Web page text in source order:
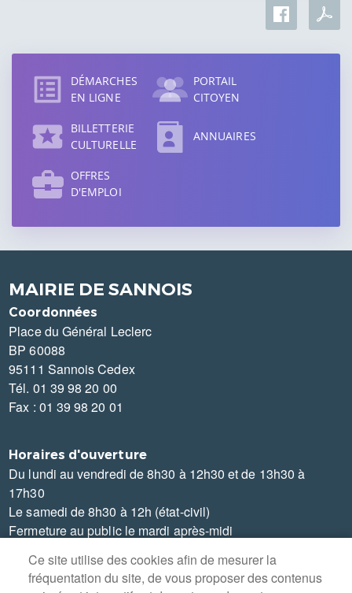
direct
DÉMARCHES
EN LIGNE
PORTAIL
CITOYEN
BILLETTERIE
CULTURELLE
ANNUAIRES
OFFRES
D'EMPLOI
MAIRIE DE SANNOIS
Coordonnées
Place du Général Leclerc
BP 60088
95111 Sannois Cedex
Tél. 01 39 98 20 00
Fax : 01 39 98 20 01
Horaires d'ouverture
Du lundi au vendredi de 8h30 à 12h30 et de 13h30 à
17h30
Le samedi de 8h30 à 12h (état-civil)
Fermeture au public le mardi après-midi
Ce site utilise des cookies afin de mesurer la
fréquentation du site, de vous proposer des contenus